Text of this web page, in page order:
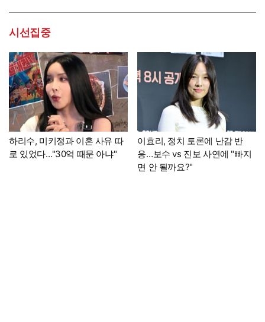
시선집중
하리수, 미키정과 이혼 사유 따
로 있었다…"30억 때문 아냐"
이효리, 정치 토론에 난감 반
응…보수 vs 진보 사연에 "빠지
면 안 될까요?"